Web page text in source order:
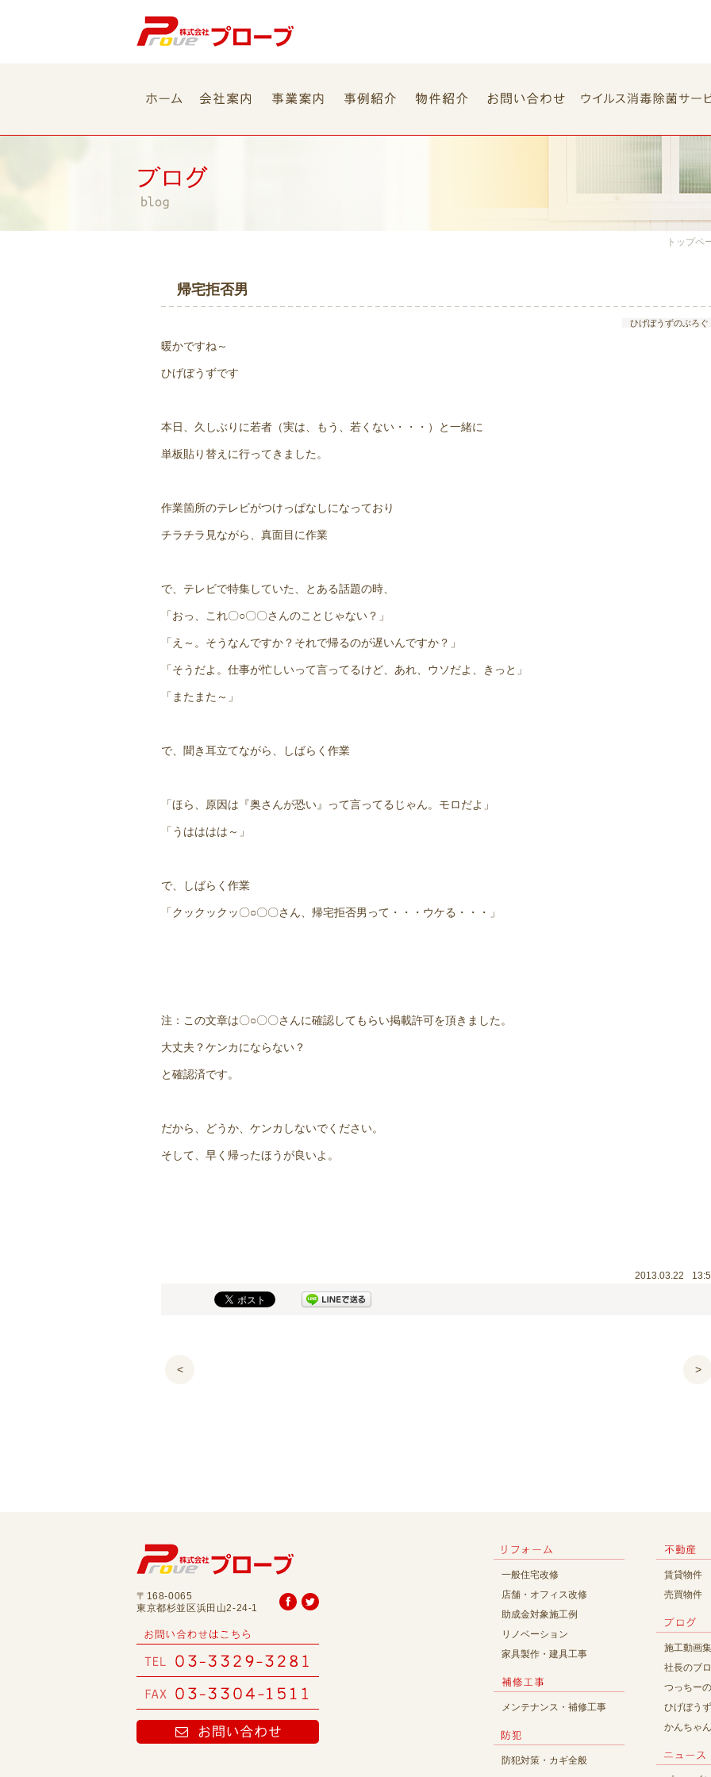
トップペ
帰宅拒否男
ひげぼうずのぶろぐ
暖かですね～
ひげぼうずです
本日、久しぶりに若者（実は、もう、若くない・・・）と一緒に
単板貼り替えに行ってきました。
作業箇所のテレビがつけっぱなしになっており
チラチラ見ながら、真面目に作業
で、テレビで特集していた、とある話題の時、
「おっ、これ〇○〇〇さんのことじゃない？」
「え～。そうなんですか？それで帰るのが遅いんですか？」
「そうだよ。仕事が忙しいって言ってるけど、あれ、ウソだよ、きっと」
「またまた～」
で、聞き耳立てながら、しばらく作業
「ほら、原因は『奥さんが恐い』って言ってるじゃん。モロだよ」
「うはははは～」
で、しばらく作業
「クックックッ〇○〇〇さん、帰宅拒否男って・・・ウケる・・・」
注：この文章は〇○〇〇さんに確認してもらい掲載許可を頂きました。
大丈夫？ケンカにならない？
と確認済です。
だから、どうか、ケンカしないでください。
そして、早く帰ったほうが良いよ。
2013.03.22
< >
〒168-0065
東京都杉並区浜田山2-24-1
一般住宅改修
店舗・オフィス改修
助成金対象施工例
リノベーション
家具製作・建具工事
メンテナンス・補修工事
防犯対策・カギ全般
賃貸物件
売買物件
施工動画集
社長のブ
つっちー
ひげぼう
かんちゃ